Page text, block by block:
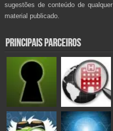
sugestões de conteúdo de qualquer
material publicado.